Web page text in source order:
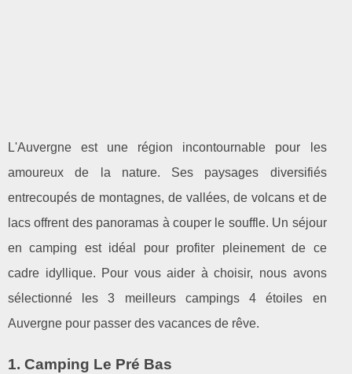
L'Auvergne est une région incontournable pour les
amoureux de la nature. Ses paysages diversifiés
entrecoupés de montagnes, de vallées, de volcans et de
lacs offrent des panoramas à couper le souffle. Un séjour
en camping est idéal pour profiter pleinement de ce
cadre idyllique. Pour vous aider à choisir, nous avons
sélectionné les 3 meilleurs campings 4 étoiles en
Auvergne pour passer des vacances de rêve.
1. Camping Le Pré Bas